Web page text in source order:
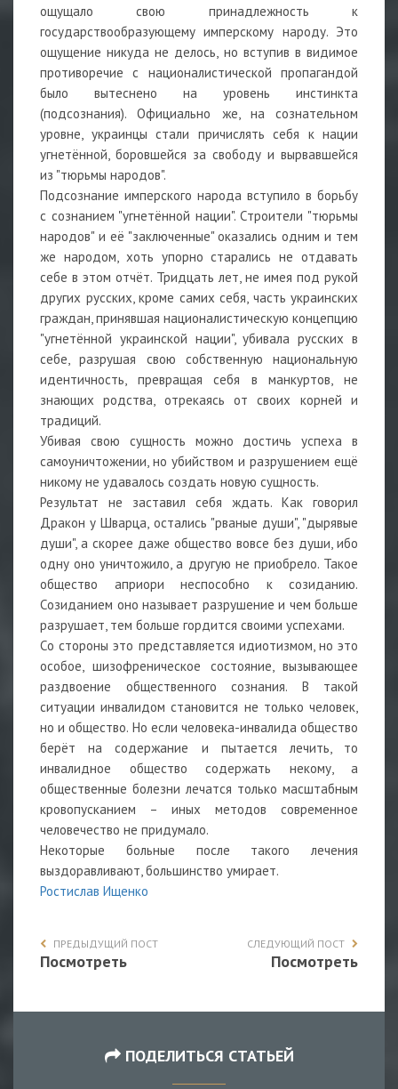
ощущало свою принадлежность к
государствообразующему имперскому народу. Это
ощущение никуда не делось, но вступив в видимое
противоречие с националистической пропагандой
было вытеснено на уровень инстинкта
(подсознания). Официально же, на сознательном
уровне, украинцы стали причислять себя к нации
угнетённой, боровшейся за свободу и вырвавшейся
из "тюрьмы народов".
Подсознание имперского народа вступило в борьбу
с сознанием "угнетённой нации". Строители "тюрьмы
народов" и её "заключенные" оказались одним и тем
же народом, хоть упорно старались не отдавать
себе в этом отчёт. Тридцать лет, не имея под рукой
других русских, кроме самих себя, часть украинских
граждан, принявшая националистическую концепцию
"угнетённой украинской нации", убивала русских в
себе, разрушая свою собственную национальную
идентичность, превращая себя в манкуртов, не
знающих родства, отрекаясь от своих корней и
традиций.
Убивая свою сущность можно достичь успеха в
самоуничтожении, но убийством и разрушением ещё
никому не удавалось создать новую сущность.
Результат не заставил себя ждать. Как говорил
Дракон у Шварца, остались "рваные души", "дырявые
души", а скорее даже общество вовсе без души, ибо
одну оно уничтожило, а другую не приобрело. Такое
общество априори неспособно к созиданию.
Созиданием оно называет разрушение и чем больше
разрушает, тем больше гордится своими успехами.
Со стороны это представляется идиотизмом, но это
особое, шизофреническое состояние, вызывающее
раздвоение общественного сознания. В такой
ситуации инвалидом становится не только человек,
но и общество. Но если человека-инвалида общество
берёт на содержание и пытается лечить, то
инвалидное общество содержать некому, а
общественные болезни лечатся только масштабным
кровопусканием – иных методов современное
человечество не придумало.
Некоторые больные после такого лечения
выздоравливают, большинство умирает.
Ростислав Ищенко
ПРЕДЫДУЩИЙ ПОСТ
Посмотреть
СЛЕДУЮЩИЙ ПОСТ
Посмотреть
ПОДЕЛИТЬСЯ СТАТЬЕЙ